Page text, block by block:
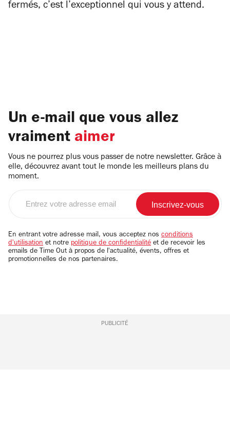
fermés, c’est l’exceptionnel qui vous y attend.
Un e-mail que vous allez
vraiment aimer
Vous ne pourrez plus vous passer de notre newsletter. Grâce à
elle, découvrez avant tout le monde les meilleurs plans du
moment.
email
En entrant votre adresse mail, vous acceptez nos conditions
d'utilisation et notre politique de confidentialité et de recevoir les
emails de Time Out à propos de l'actualité, évents, offres et
promotionnelles de nos partenaires.
PUBLICITÉ